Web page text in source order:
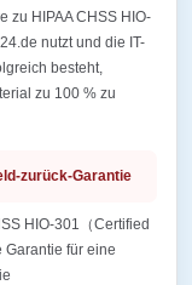
zu HIPAA CHSS HIO-
nutzt und die IT-
besteht,
zu 100 % zu
zurück-Garantie
HIO-301（Certified
Garantie für eine